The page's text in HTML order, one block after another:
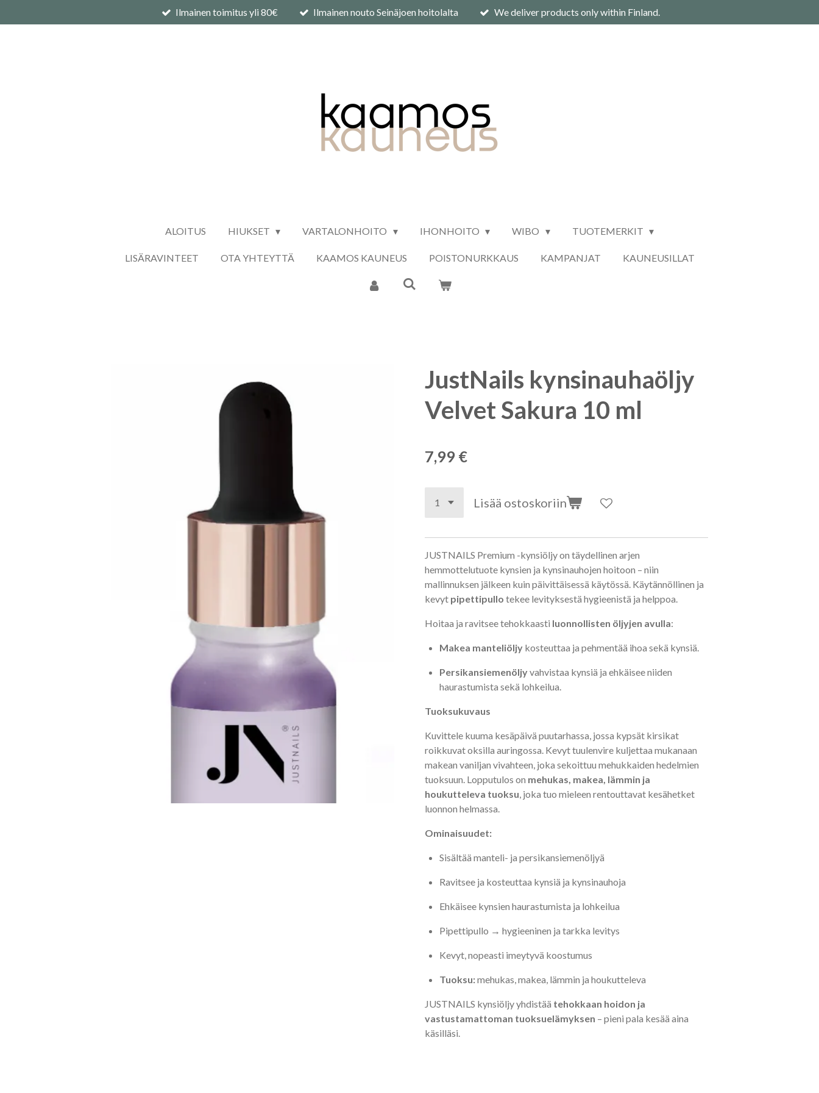
pääsisältöön
Ilmainen toimitus yli 80€ Ilmainen nouto Seinäjoen hoitolalta We deliver products only within Finland.
ALOITUS HIUKSET VARTALONHOITO IHONHOITO WIBO TUOTEMERKIT
LISÄRAVINTEET OTA YHTEYTTÄ KAAMOS KAUNEUS POISTONURKKAUS KAMPANJAT KAUNEUSILLAT
JustNails kynsinauhaöljy
Velvet Sakura 10 ml
7,99 €
Lisää ostoskoriin
JUSTNAILS Premium -kynsiöljy on täydellinen arjen
hemmottelutuote kynsien ja kynsinauhojen hoitoon – niin
mallinnuksen jälkeen kuin päivittäisessä käytössä. Käytännöllinen ja
kevyt pipettipullo tekee levityksestä hygieenistä ja helppoa.
Hoitaa ja ravitsee tehokkaasti luonnollisten öljyjen avulla:
Makea manteliöljy kosteuttaa ja pehmentää ihoa sekä kynsiä.
Persikansiemenöljyvahvistaa kynsiä ja ehkäisee niiden
haurastumista sekä lohkeilua.
Tuoksukuvaus
Kuvittele kuuma kesäpäivä puutarhassa, jossa kypsät kirsikat
roikkuvat oksilla auringossa. Kevyt tuulenvire kuljettaa mukanaan
makean vaniljan vivahteen, joka sekoittuu mehukkaiden hedelmien
tuoksuun. Lopputulos on mehukas, makea, lämmin ja
houkutteleva tuoksu , joka tuo mieleen rentouttavat kesähetket
luonnon helmassa.
Ominaisuudet:
Sisältää manteli- ja persikansiemenöljyä
Ravitsee ja kosteuttaa kynsiä ja kynsinauhoja
Ehkäisee kynsien haurastumista ja lohkeilua
Pipettipullo → hygieeninen ja tarkka levitys
Kevyt, nopeasti imeytyvä koostumus
Tuoksu:mehukas, makea, lämmin ja houkutteleva
JUSTNAILS kynsiöljy yhdistää tehokkaan hoidon ja
vastustamattoman tuoksuelämyksen – pieni pala kesää aina
käsilläsi.